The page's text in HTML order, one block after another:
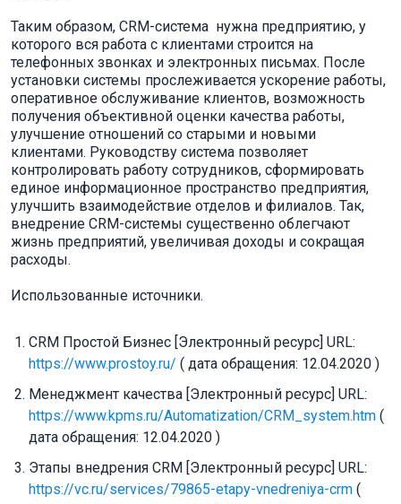
Таким образом, CRM-система нужна предприятию, у
которого вся работа с клиентами строится на
телефонных звонках и электронных письмах. После
установки системы прослеживается ускорение работы,
оперативное обслуживание клиентов, возможность
получения объективной оценки качества работы,
улучшение отношений со старыми и новыми
клиентами. Руководству система позволяет
контролировать работу сотрудников, сформировать
единое информационное пространство предприятия,
улучшить взаимодействие отделов и филиалов. Так,
внедрение CRM-системы существенно облегчают
жизнь предприятий, увеличивая доходы и сокращая
расходы.
Использованные источники.
CRM Простой Бизнес [Электронный ресурс] URL:
https://www.prostoy.ru/ ( дата обращения: 12.04.2020 )
Менеджмент качества [Электронный ресурс] URL:
https://www.kpms.ru/Automatization/CRM_system.htm (
дата обращения: 12.04.2020 )
Этапы внедрения CRM [Электронный ресурс] URL:
https://vc.ru/services/79865-etapy-vnedreniya-crm (